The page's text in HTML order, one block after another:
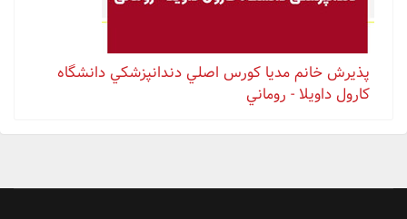
پذيرش خانم مدیا كورس اصلي دندانپزشكي دانشگاه
كارول داويلا - روماني